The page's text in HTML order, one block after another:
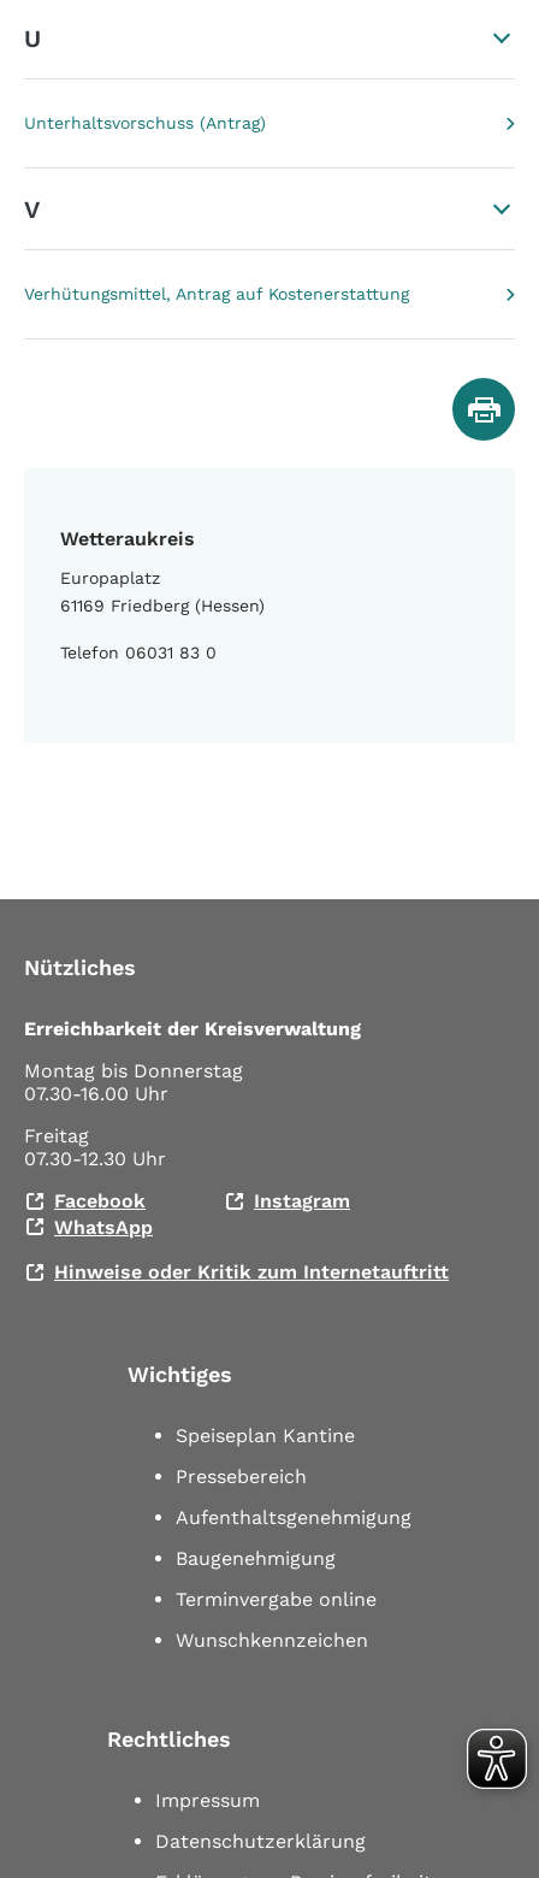
Wetteraukreis
Europaplatz
61169 Friedberg (Hessen)
Telefon 06031 83 0
U
Unterhaltsvorschuss (Antrag)
V
Verhütungsmittel, Antrag auf Kostenerstattung
Nützliches
Erreichbarkeit der Kreisverwaltung
Montag bis Donnerstag
07.30-16.00 Uhr
Freitag
07.30-12.30 Uhr
Facebook
Instagram
WhatsApp
Hinweise oder Kritik zum Internetauftritt
Wichtiges
Speiseplan Kantine
Pressebereich
Aufenthaltsgenehmigung
Baugenehmigung
Terminvergabe online
Wunschkennzeichen
Rechtliches
Impressum
Datenschutzerklärung